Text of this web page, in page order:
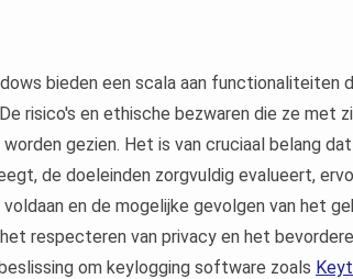
bieden een scala aan functionaliteiten
risico's en ethische bezwaren die ze met
gezien. Het is van cruciaal belang
de doeleinden zorgvuldig evalueert,
en de mogelijke gevolgen van het
respecteren van privacy en het
om keylogging software zoals